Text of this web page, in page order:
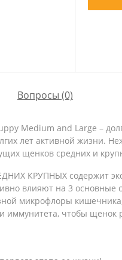
Вопросы (0)
Medium and Large –
лет активной жизни.
щенков средних и
КРУПНЫХ содержит
влияют на 3 основные
микрофлоры кишечника,
иммунитета, чтобы